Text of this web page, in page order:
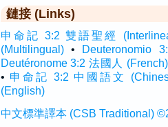
鏈接 (Links)
申命記 3:2 雙語聖經
(Multilingual)• Deuteronomio
Deutéronome 3:2 法國人 (French)
• 申命記 3:2 中國語文
(English)
中文標準譯本 (CSB Traditional)